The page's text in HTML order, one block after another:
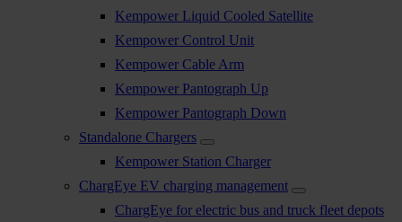
Kempower Liquid Cooled Satellite
Kempower Control Unit
Kempower Cable Arm
Kempower Pantograph Up
Kempower Pantograph Down
Standalone Chargers
Kempower Station Charger
ChargEye EV charging management
ChargEye for electric bus and truck fleet depots